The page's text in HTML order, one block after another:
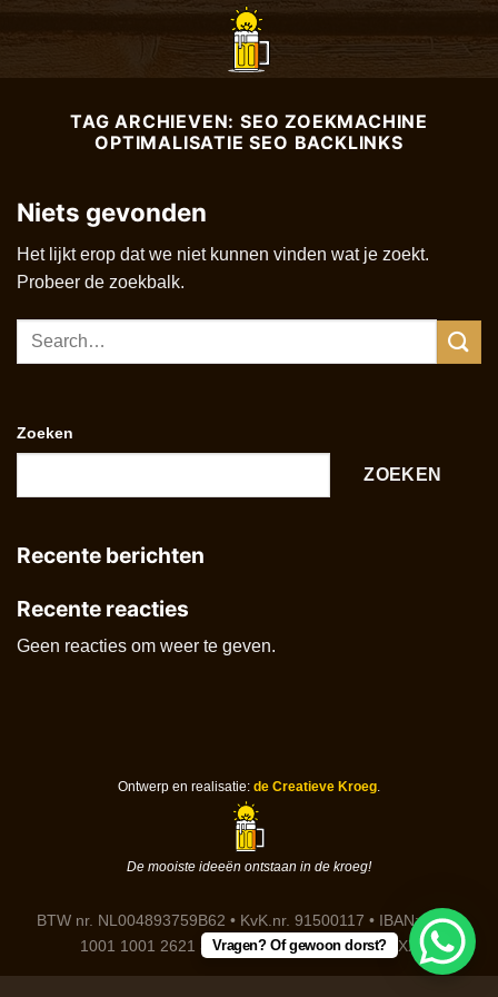
TAG ARCHIEVEN: SEO ZOEKMACHINE
OPTIMALISATIE SEO BACKLINKS
Niets gevonden
Het lijkt erop dat we niet kunnen vinden wat je zoekt.
Probeer de zoekbalk.
Zoeken
ZOEKEN
Recente berichten
Recente reacties
Geen reacties om weer te geven.
Ontwerp en realisatie: de Creatieve Kroeg.
De mooiste ideeën ontstaan in de kroeg!
BTW nr. NL004893759B62 • KvK.nr. 91500117 • IBAN: DE91
1001 1001 2621 3646 85 • BIC: NTSBDEB1XXX
Vragen? Of gewoon dorst?